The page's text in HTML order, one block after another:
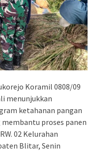
Koramil 0808/09
menunjukkan
ketahanan pangan
proses panen
02 Kelurahan
Blitar, Senin